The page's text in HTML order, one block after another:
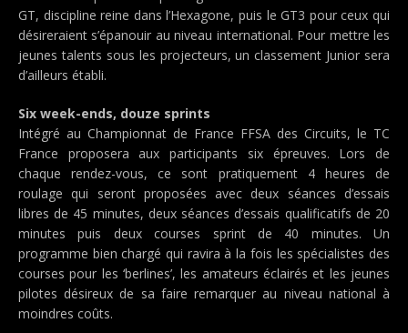
GT, discipline reine dans l’Hexagone, puis le GT3 pour ceux qui
désireraient s’épanouir au niveau international. Pour mettre les
jeunes talents sous les projecteurs, un classement Junior sera
d’ailleurs établi.
Six week-ends, douze sprints
Intégré au Championnat de France FFSA des Circuits, le TC
France proposera aux participants six épreuves. Lors de
chaque rendez-vous, ce sont pratiquement 4 heures de
roulage qui seront proposées avec deux séances d’essais
libres de 45 minutes, deux séances d’essais qualificatifs de 20
minutes puis deux courses sprint de 40 minutes. Un
programme bien chargé qui ravira à la fois les spécialistes des
courses pour les ‘berlines’, les amateurs éclairés et les jeunes
pilotes désireux de sa faire remarquer au niveau national à
moindres coûts.